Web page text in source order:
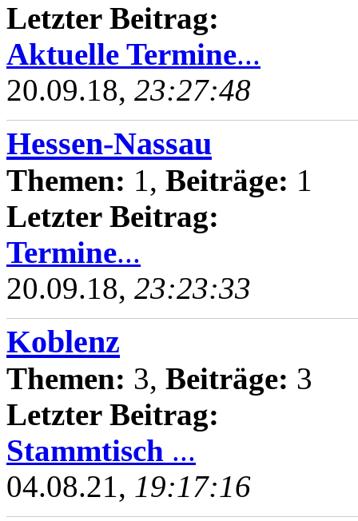
Letzter Beitrag:
Aktuelle Termine...
20.09.18, 23:27:48
Hessen-Nassau
Themen: 1, Beiträge: 1
Letzter Beitrag:
Termine...
20.09.18, 23:23:33
Koblenz
Themen: 3, Beiträge: 3
Letzter Beitrag:
Stammtisch ...
04.08.21, 19:17:16